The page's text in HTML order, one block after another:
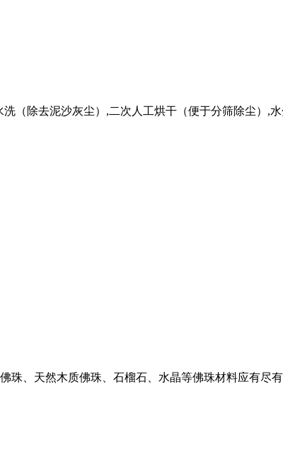
（除去泥沙灰尘）,二次人工烘干（便于分筛除尘）,
珠、天然木质佛珠、石榴石、水晶等佛珠材料应有尽